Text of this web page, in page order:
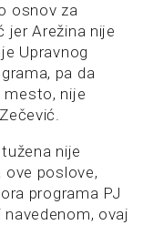
osnov za
jer Arežina nije
Upravnog
pa da
mesto, nije
nije
ove poslove,
programa PJ
ovaj